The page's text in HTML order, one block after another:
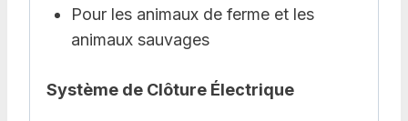
Pour les animaux de ferme et les
animaux sauvages
Système de Clôture Électrique